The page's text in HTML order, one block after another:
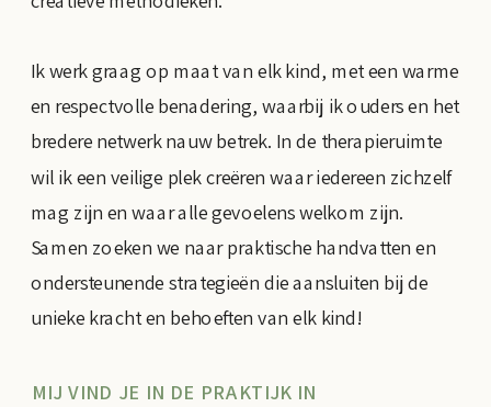
Ik werk graag op maat van elk kind, met een warme
en respectvolle benadering, waarbij ik ouders en het
bredere netwerk nauw betrek. In de therapieruimte
wil ik een veilige plek creëren waar iedereen zichzelf
mag zijn en waar alle gevoelens welkom zijn.
Samen zoeken we naar praktische handvatten en
ondersteunende strategieën die aansluiten bij de
unieke kracht en behoeften van elk kind!
MIJ VIND JE IN DE PRAKTIJK IN